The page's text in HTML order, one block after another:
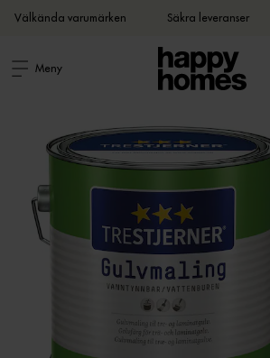
Välkända varumärken Säkra leveranser
Meny